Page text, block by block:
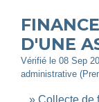
D'UNE
Vérifié le 08 Sep
administrative